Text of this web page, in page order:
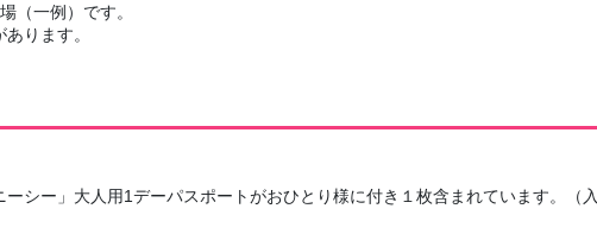
（一例）です。
ります。
シー」大人用1デーパスポートがおひとり様に付き１枚含まれています。（入